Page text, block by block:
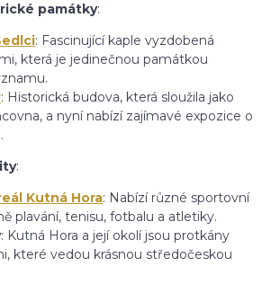
památky:
: Fascinující kaple vyzdobená
která je jedinečnou památkou
: Historická budova, která sloužila jako
a nyní nabízí zajímavé expozice o
:
Kutná Hora: Nabízí různé sportovní
plavání, tenisu, fotbalu a atletiky.
: Kutná Hora a její okolí jsou protkány
které vedou krásnou středočeskou